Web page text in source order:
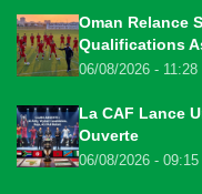
Oman Relance
Qualifications
06/08/2026 - 11:28
La CAF Lance
Ouverte
06/08/2026 - 09:15